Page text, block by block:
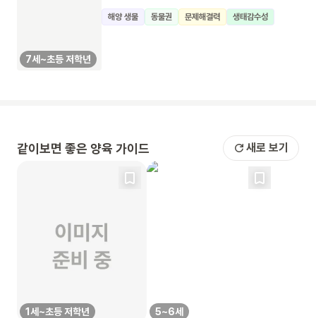
7세~초등 저학년
해양 생물 동물권 문제해결력 생태감수성
같이보면 좋은 양육 가이드 새로 보기
1세~초등 저학년 5~6세